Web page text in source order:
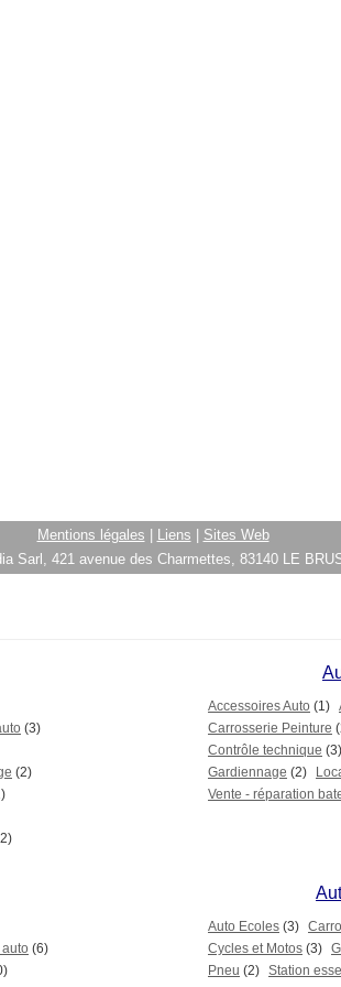
Mentions légales Liens
Sites Web
Sarl, 421 avenue des Charmettes, 83140 LE
(3)
(2)
Accessoires Auto (1)
Carrosserie Peinture
Contrôle technique (3)
Gardiennage (2)
Vente - réparation
(6)
Auto Ecoles (3)
Cycles et Motos (3)
Pneu (2) Station